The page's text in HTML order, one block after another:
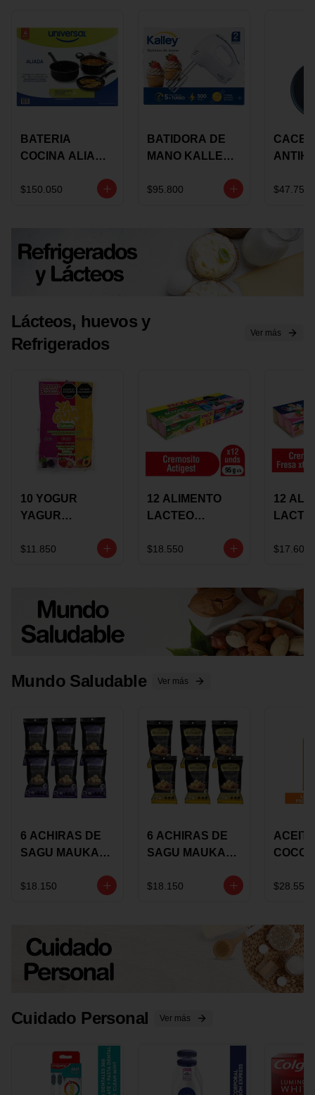
BATERIA
COCINA ALIADA
PIEZAS
$150.050
BATIDORA DE
MANO KALLEY
VELOCIDADES
$95.800
TAPA
$47.750
Lácteos, huevos y
Refrigerados
Ver más
10 YOGUR
YAGUR
150ML SURTIDO
$11.850
12 ALIMENTO
LACTEO
ALQUERIA
$18.550
12
$17.600
Mundo Saludable Ver más
6 ACHIRAS DE
SAGU MAUKA
$18.150
6 ACHIRAS DE
SAGU MAUKA
GRS
$18.150
COCO
150G
$28.550
Cuidado Personal Ver más